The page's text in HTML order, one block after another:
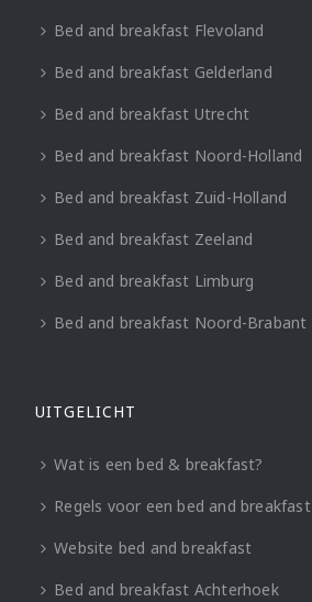
Bed and breakfast Flevoland
Bed and breakfast Gelderland
Bed and breakfast Utrecht
Bed and breakfast Noord-Holland
Bed and breakfast Zuid-Holland
Bed and breakfast Zeeland
Bed and breakfast Limburg
Bed and breakfast Noord-Brabant
UITGELICHT
Wat is een bed & breakfast?
Regels voor een bed and breakfast
Website bed and breakfast
Bed and breakfast Achterhoek